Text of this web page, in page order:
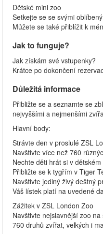
Dětské mini zoo
Setkejte se se svými
Můžete se také přiblížit k
Jak to funguje?
Jak získám své vstupenky?
Krátce po dokončení
Důležitá informace
Přibližte se a seznamte se
nejvyššími a nejmenšími
Hlavní body:
Strávte den v proslulé ZSL
Navštivte více než 760
Nechte děti hrát si v
Přibližte se k tygřím v Tiger
Navštivte jediný živý deštný
Váš lístek platí na uvedené
Zážitek v ZSL London Zoo
Navštivte nejslavnější zoo
760 druhů zvířat, velkých i